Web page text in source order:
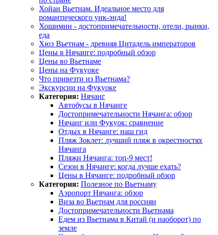
Хойан Вьетнам. Идеальное место для
романтического уик-энда!
Хошимин - достопримечательности, отели, рынки,
еда
Хюэ Вьетнам - древняя Цитадель императоров
Цены в Нячанге: подробный обзор
Цены во Вьетнаме
Цены на Фукуоке
Что привезти из Вьетнама?
Экскурсии на Фукуоке
Категория: Нячанг
Автобусы в Нячанге
Достопримечательности Нячанга: обзор
Нячанг или Фукуок: сравнение
Отдых в Нячанге: наш гид
Пляж Зоклет: лучший пляж в окрестностях
Нячанга
Пляжи Нячанга: топ-9 мест!
Сезон в Нячанге: когда лучше ехать?
Цены в Нячанге: подробный обзор
Категория: Полезное по Вьетнаму
Аэропорт Нячанга: обзор
Виза во Вьетнам для россиян
Достопримечательности Вьетнама
Едем из Вьетнама в Китай (и наоборот) по
земле